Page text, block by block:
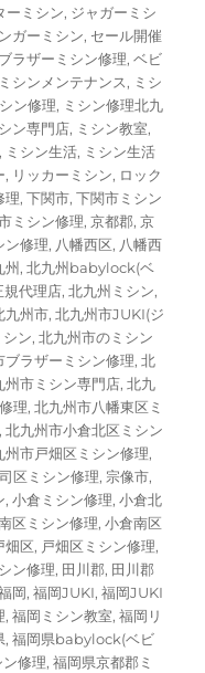
ーミシン, ジャガーミシ
ガーミシン, セール開催
ブラザーミシン修理,ベビ
ミシンメンテナンス, ミシ
ン修理, ミシン修理北九
ン専門店, ミシン教室,
, ミシン生活, ミシン生活
, リッカーミシン, ロック
理,下関市,下関市ミシン
ミシン修理,京都郡,京
ン修理, 八幡西区, 八幡西
州,北九州babylock(ベ
規代理店,北九州ミシン,
九州市,北九州市JUKI(ジ
シン,北九州市のミシン
ブラザーミシン修理,北
州市ミシン専門店,北九
理,北九州市八幡東区ミ
,北九州市小倉北区ミシン
州市戸畑区ミシン修理,
区ミシン修理,宗像市,
,小倉ミシン修理,小倉北
区ミシン修理,小倉南区
畑区, 戸畑区ミシン修理,
ン修理, 田川郡, 田川郡
岡,福岡JUKI,福岡JUKI
,福岡ミシン教室,福岡リ
,福岡県babylock(ベビ
ン修理,福岡県京都郡ミ